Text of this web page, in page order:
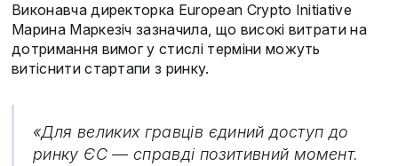
Виконавча директорка European Crypto Initiative
Марина Маркезіч зазначила, що високі витрати на
дотримання вимог у стислі терміни можуть
витіснити стартапи з ринку.
«Для великих гравців єдиний доступ до
ринку ЄС — справді позитивний момент.